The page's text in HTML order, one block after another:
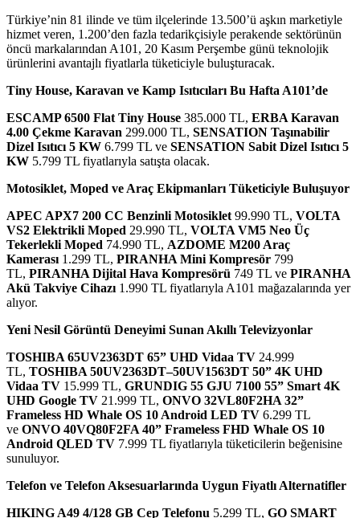
Türkiye’nin 81 ilinde ve tüm ilçelerinde 13.500’ü aşkın marketiyle
hizmet veren, 1.200’den fazla tedarikçisiyle perakende sektörünün
öncü markalarından A101, 20 Kasım Perşembe günü teknolojik
ürünlerini avantajlı fiyatlarla tüketiciyle buluşturacak.
Tiny House, Karavan ve Kamp Isıtıcıları Bu Hafta A101’de
ESCAMP 6500 Flat Tiny House 385.000 TL, ERBA Karavan
4.00 Çekme Karavan 299.000 TL, SENSATION Taşınabilir
Dizel Isıtıcı 5 KW 6.799 TL ve SENSATION Sabit Dizel Isıtıcı 5
KW 5.799 TL fiyatlarıyla satışta olacak.
Motosiklet, Moped ve Araç Ekipmanları Tüketiciyle Buluşuyor
APEC APX7 200 CC Benzinli Motosiklet 99.990 TL, VOLTA
VS2 Elektrikli Moped 29.990 TL, VOLTA VM5 Neo Üç
Tekerlekli Moped 74.990 TL, AZDOME M200 Araç
Kamerası 1.299 TL, PIRANHA Mini Kompresör 799
TL, PIRANHA Dijital Hava Kompresörü 749 TL ve PIRANHA
Akü Takviye Cihazı 1.990 TL fiyatlarıyla A101 mağazalarında yer
alıyor.
Yeni Nesil Görüntü Deneyimi Sunan Akıllı Televizyonlar
TOSHIBA 65UV2363DT 65” UHD Vidaa TV 24.999
TL, TOSHIBA 50UV2363DT–50UV1563DT 50” 4K UHD
Vidaa TV 15.999 TL, GRUNDIG 55 GJU 7100 55” Smart 4K
UHD Google TV 21.999 TL, ONVO 32VL80F2HA 32”
Frameless HD Whale OS 10 Android LED TV 6.299 TL
ve ONVO 40VQ80F2FA 40” Frameless FHD Whale OS 10
Android QLED TV 7.999 TL fiyatlarıyla tüketicilerin beğenisine
sunuluyor.
Telefon ve Telefon Aksesuarlarında Uygun Fiyatlı Alternatifler
HIKING A49 4/128 GB Cep Telefonu 5.299 TL, GO SMART